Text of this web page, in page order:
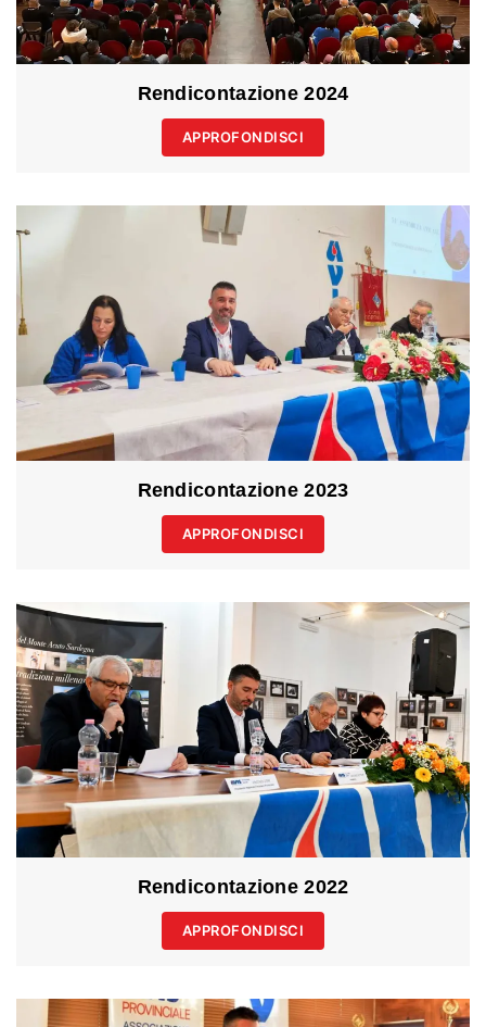
Rendicontazione 2024
APPROFONDISCI
Rendicontazione 2023
APPROFONDISCI
Rendicontazione 2022
APPROFONDISCI